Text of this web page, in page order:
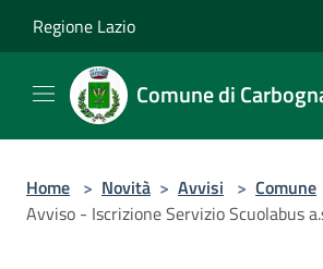
Regione Lazio
Comune di
Home > Novità > Avvisi > Comune
Avviso - Iscrizione Servizio Scuolabus